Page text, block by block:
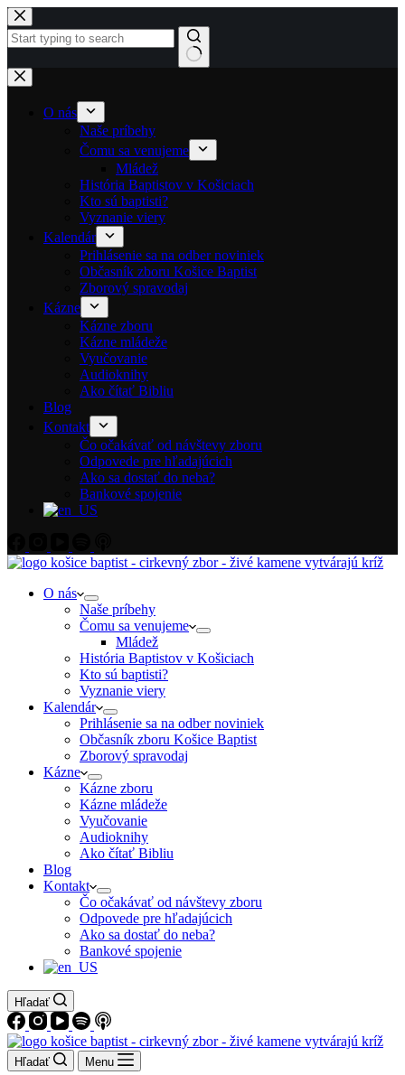
Skip to content
No results
O nás
Naše príbehy
Čomu sa venujeme
Mládež
História Baptistov v Košiciach
Kto sú baptisti?
Vyznanie viery
Kalendár
Prihlásenie sa na odber noviniek
Občasník zboru Košice Baptist
Zborový spravodaj
Kázne
Kázne zboru
Kázne mládeže
Vyučovanie
Audioknihy
Ako čítať Bibliu
Blog
Kontakt
Čo očakávať od návštevy zboru
Odpovede pre hľadajúcich
Ako sa dostať do neba?
Bankové spojenie
O nás
Naše príbehy
Čomu sa venujeme
Mládež
História Baptistov v Košiciach
Kto sú baptisti?
Vyznanie viery
Kalendár
Prihlásenie sa na odber noviniek
Občasník zboru Košice Baptist
Zborový spravodaj
Kázne
Kázne zboru
Kázne mládeže
Vyučovanie
Audioknihy
Ako čítať Bibliu
Blog
Kontakt
Čo očakávať od návštevy zboru
Odpovede pre hľadajúcich
Ako sa dostať do neba?
Bankové spojenie
Hľadať
Hľadať Menu